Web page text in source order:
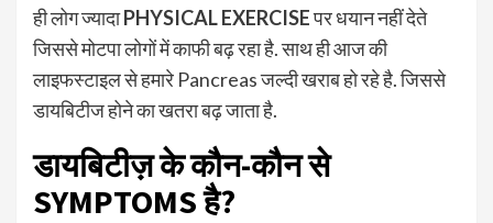
ही लोग ज्यादाPHYSICAL EXERCISEपर धयान नहीं देते
जिससे मोटपा लोगों में काफी बढ़ रहा है. साथ ही आज की
लाइफस्टाइल से हमारे Pancreas जल्दी खराब हो रहे है. जिससे
डायबिटीज होने का खतरा बढ़ जाता है.
डायबिटीज़ के कौन-कौन से
SYMPTOMS है?